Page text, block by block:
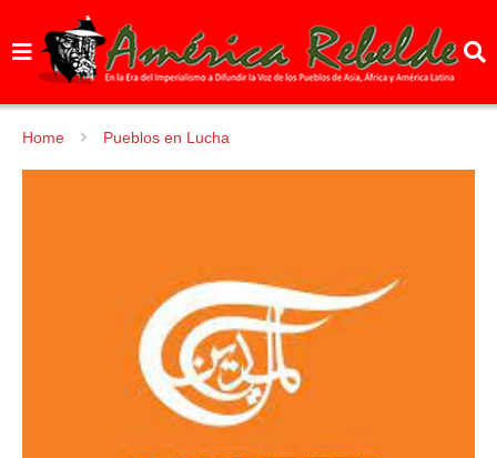
Home Pueblos en Lucha